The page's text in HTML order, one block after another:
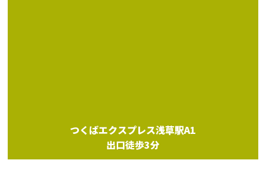
つくばエクスプレス浅草駅A1
出口徒歩3分